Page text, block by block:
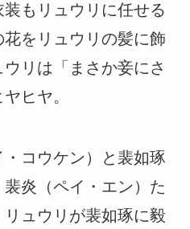
もリュウリに任せる
をリュウリの髪に飾
リは「まさか妾にさ
ヒヤ。
コウケン）と裴如琢
裴炎（ペイ・エン）た
ュウリが裴如琢に毅